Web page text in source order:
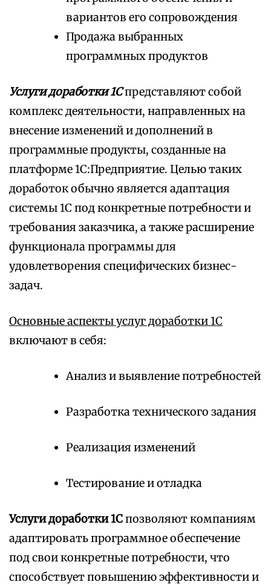
вариантов его сопровождения
Продажа выбранных
программных продуктов
Услуги доработки 1Спредставляют собой
комплекс деятельности, направленных на
внесение изменений и дополнений в
программные продукты, созданные на
платформе 1С:Предприятие. Целью таких
доработок обычно является адаптация
системы 1С под конкретные потребности и
требования заказчика, а также расширение
функционала программы для
удовлетворения специфических бизнес-
задач.
Основные аспекты услуг доработки 1С
включают в себя:
Анализ и выявление потребностей
Разработка технического задания
Реализация изменений
Тестирование и отладка
Услуги доработки 1Спозволяют компаниям
адаптировать программное обеспечение
под свои конкретные потребности, что
способствует повышению эффективности и